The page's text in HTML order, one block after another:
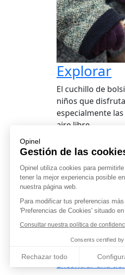
Opinel
Gestión de las
Opinel utiliza cookies para permitirle
tener la mejor experiencia posible en
nuestra página web.
Para modificar tus preferencias
'Preferencias de Cookies' situado en
Consultar nuestra política de
Consents certified by
Rechazar todo
Plataforma de Gestión de
Explorar
El cuchillo de
niños que
especialmente
aire libre
Entrega
Información
Nuestros
extranjero
Prensa
Encontrar una